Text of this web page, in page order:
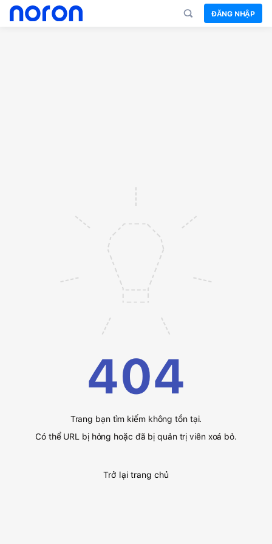
ĐĂNG NHẬP
404
Trang bạn tìm kiếm không tồn tại.
Có thể URL bị hỏng hoặc đã bị quản trị viên xoá bỏ.
Trở lại trang chủ